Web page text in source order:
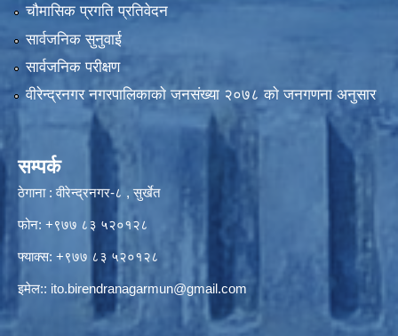
चौमासिक प्रगति प्रतिवेदन
सार्वजनिक सुनुवाई
सार्वजनिक परीक्षण
वीरेन्द्रनगर नगरपालिकाकाे जनसंख्या २०७८ काे जनगणना अनुसार
सम्पर्क
ठेगाना : वीरेन्द्रनगर-८ , सुर्खेत
फोन: +९७७ ८३ ५२०१२८
फ्याक्स: +९७७ ८३ ५२०१२८
इमेल:: ito.birendranagarmun@gmail.com